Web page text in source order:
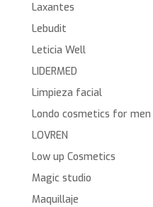
Laxantes
Lebudit
Leticia Well
LIDERMED
Limpieza facial
Londo cosmetics for men
LOVREN
Low up Cosmetics
Magic studio
Maquillaje